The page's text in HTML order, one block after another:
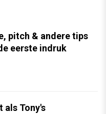
pitch & andere tips
eerste indruk
als Tony's